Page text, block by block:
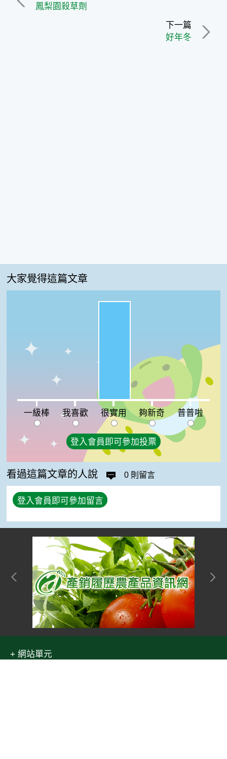
鳳梨園殺草劑
下一篇
好年冬
大家覺得這篇文章
一級棒:0% 我喜歡:0% 夠新奇:0%普普啦:0%
一級棒 我喜歡 很實用 夠新奇 普普啦
登入會員即可參加投票
看過這篇文章的人說 0 則留言
登入會員即可參加留言
網站單元